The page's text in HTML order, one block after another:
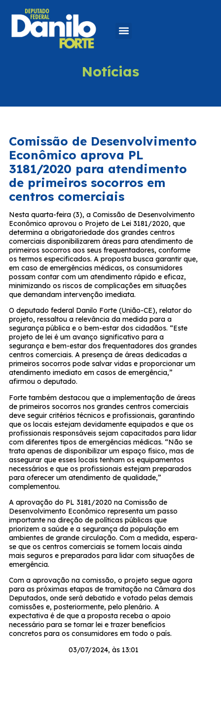
Notícias
Comissão de Desenvolvimento
Econômico aprova PL
3181/2020 para atendimento
de primeiros socorros em
centros comerciais
Nesta quarta-feira (3), a Comissão de Desenvolvimento
Econômico aprovou o Projeto de Lei 3181/2020, que
determina a obrigatoriedade dos grandes centros
comerciais disponibilizarem áreas para atendimento de
primeiros socorros aos seus frequentadores, conforme
os termos especificados. A proposta busca garantir que,
em caso de emergências médicas, os consumidores
possam contar com um atendimento rápido e eficaz,
minimizando os riscos de complicações em situações
que demandam intervenção imediata.
O deputado federal Danilo Forte (União-CE), relator do
projeto, ressaltou a relevância da medida para a
segurança pública e o bem-estar dos cidadãos. “Este
projeto de lei é um avanço significativo para a
segurança e bem-estar dos frequentadores dos grandes
centros comerciais. A presença de áreas dedicadas a
primeiros socorros pode salvar vidas e proporcionar um
atendimento imediato em casos de emergência,”
afirmou o deputado.
Forte também destacou que a implementação de áreas
de primeiros socorros nos grandes centros comerciais
deve seguir critérios técnicos e profissionais, garantindo
que os locais estejam devidamente equipados e que os
profissionais responsáveis sejam capacitados para lidar
com diferentes tipos de emergências médicas. “Não se
trata apenas de disponibilizar um espaço físico, mas de
assegurar que esses locais tenham os equipamentos
necessários e que os profissionais estejam preparados
para oferecer um atendimento de qualidade,”
complementou.
A aprovação do PL 3181/2020 na Comissão de
Desenvolvimento Econômico representa um passo
importante na direção de políticas públicas que
priorizem a saúde e a segurança da população em
ambientes de grande circulação. Com a medida, espera-
se que os centros comerciais se tornem locais ainda
mais seguros e preparados para lidar com situações de
emergência.
Com a aprovação na comissão, o projeto segue agora
para as próximas etapas de tramitação na Câmara dos
Deputados, onde será debatido e votado pelas demais
comissões e, posteriormente, pelo plenário. A
expectativa é de que a proposta receba o apoio
necessário para se tornar lei e trazer benefícios
concretos para os consumidores em todo o país.
03/07/2024, às 13:01